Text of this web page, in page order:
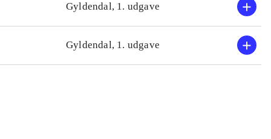
Gyldendal, 1. udgave
Gyldendal, 1. udgave